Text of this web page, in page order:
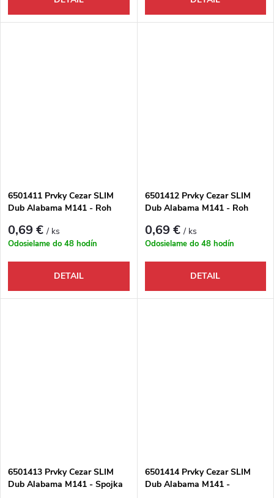
6501411 Prvky Cezar SLIM
Dub Alabama M141 - Roh
0,69 €/ ks
Odosielame do 48 hodín
DETAIL
6501412 Prvky Cezar SLIM
Dub Alabama M141 - Roh
0,69 €/ ks
Odosielame do 48 hodín
DETAIL
6501413 Prvky Cezar SLIM
Dub Alabama M141 - Spojka
6501414 Prvky Cezar SLIM
Dub Alabama M141 -